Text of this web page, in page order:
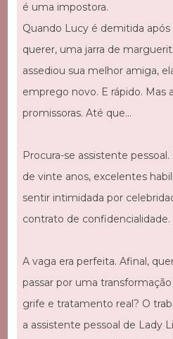
é uma impostora.
Quando Lucy é demitida
querer, uma jarra de
assediou sua melhor amiga,
emprego novo. E rápido. Mas
promissoras. Até que…
Procura-se assistente
de vinte anos, excelentes
sentir intimidada por
contrato de confidencialidade.
A vaga era perfeita. Afinal,
passar por uma
grife e tratamento real? O
a assistente pessoal de Lady